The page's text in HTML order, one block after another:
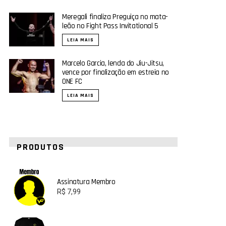
Meregali finaliza Preguiça no mata-
leão no Fight Pass Invitational 5
LEIA MAIS
Marcelo Garcia, lenda do Jiu-Jitsu,
vence por finalização em estreia no
ONE FC
LEIA MAIS
PRODUTOS
Assinatura Membro
R$ 7,99